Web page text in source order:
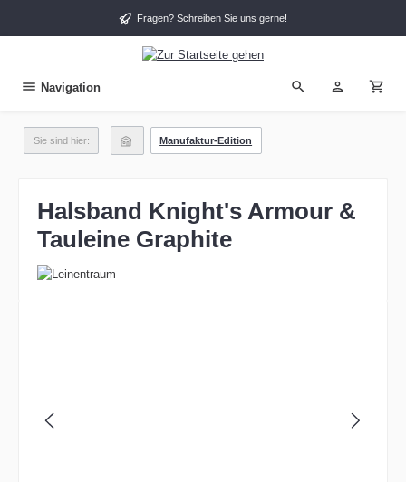
Fragen? Schreiben Sie uns gerne!
Navigation
Sie sind hier: Manufaktur-Edition
Halsband Knight's Armour &
Tauleine Graphite